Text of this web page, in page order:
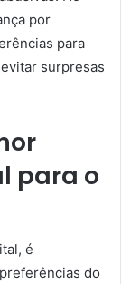
por
para
surpresas
para o
é
do